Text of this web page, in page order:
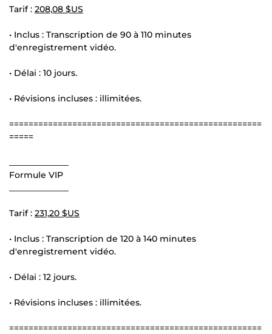
Tarif : 208,08 $US
• Inclus : Transcription de 90 à 110 minutes
d'enregistrement vidéo.
• Délai : 10 jours.
• Révisions incluses : illimitées.
====================================================
=====
Formule VIP
Tarif : 231,20 $US
• Inclus : Transcription de 120 à 140 minutes
d'enregistrement vidéo.
• Délai : 12 jours.
• Révisions incluses : illimitées.
====================================================